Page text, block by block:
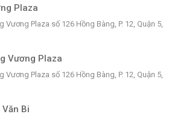
Plaza
Vương Plaza số 126 Hồng Bàng, P. 12, Quận 5,
Vương Plaza
Vương Plaza số 126 Hồng Bàng, P. 12, Quận 5,
Bi